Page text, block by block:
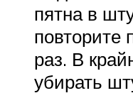
пятна в
повторите
раз. В
убирать